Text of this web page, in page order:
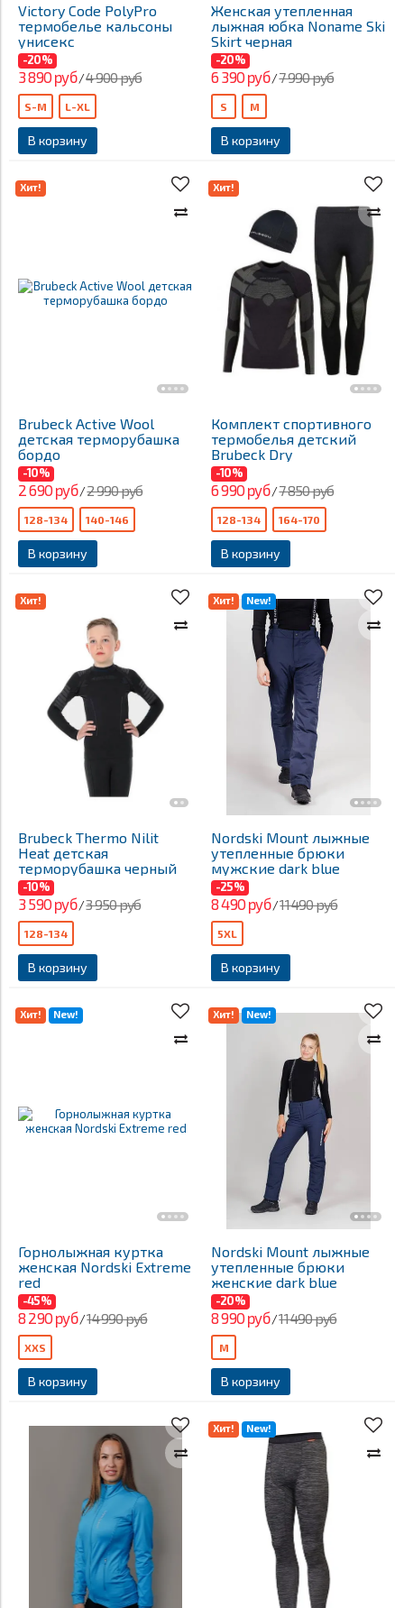
Victory Code PolyPro
термобелье кальсоны
унисекс
-20%
3 890 руб/4 900 руб
В корзину
S-M L-XL
Женская утепленная
лыжная юбка Noname Ski
Skirt черная
-20%
6 390 руб/7 990 руб
В корзину
S M
Хит!
Brubeck Active Wool
детская терморубашка
бордо
-10%
2 690 руб/2 990 руб
В корзину
128-134 140-146
Хит!
Комплект спортивного
термобелья детский
Brubeck Dry
-10%
6 990 руб/7 850 руб
В корзину
128-134 164-170
Хит!
Brubeck Thermo Nilit
Heat детская
терморубашка черный
-10%
3 590 руб/3 950 руб
В корзину
128-134
Хит! New!
Nordski Mount лыжные
утепленные брюки
мужские dark blue
-25%
8 490 руб/11 490 руб
В корзину
5XL
Хит! New!
Горнолыжная куртка
женская Nordski Extreme
red
-45%
8 290 руб/14 990 руб
В корзину
XXS
Хит! New!
Nordski Mount лыжные
утепленные брюки
женские dark blue
-20%
8 990 руб/11 490 руб
В корзину
M
Хит! New!